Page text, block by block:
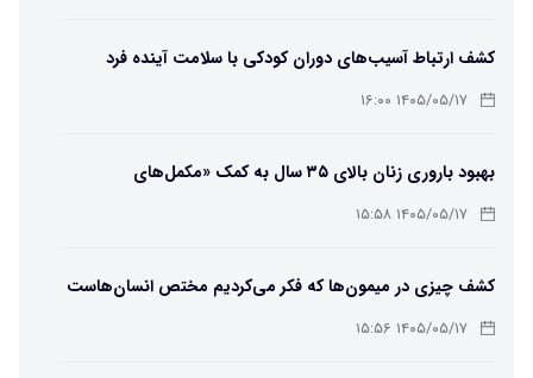
کشف ارتباط آسیب‌های دوران کودکی با سلامت آینده فرد
۱۴۰۵/۰۵/۱۷ ۱۶:۰۰
بهبود باروری زنان بالای ۳۵ سال به کمک «مکمل‌های
باکتریایی»
۱۴۰۵/۰۵/۱۷ ۱۵:۵۸
کشف چیزی در میمون‌ها که فکر می‌کردیم مختص انسان‌هاست
۱۴۰۵/۰۵/۱۷ ۱۵:۵۶